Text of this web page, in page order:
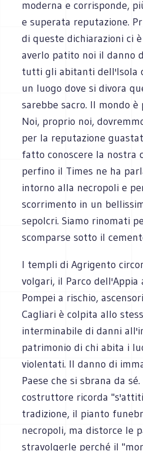
moderna e corrisponde,
e superata reputazione.
di queste dichiarazioni ci
averlo patito noi il danno
tutti gli abitanti dell'Isola
un luogo dove si divora
sarebbe sacro. Il mondo
Noi, proprio noi,
per la reputazione
fatto conoscere la nostra
perfino il Times ne ha
intorno alla necropoli e
scorrimento in un
sepolcri. Siamo rinomati
scomparse sotto il
I templi di Agrigento
volgari, il Parco dell'Appia
Pompei a rischio,
Cagliari è colpita allo
interminabile di danni
patrimonio di chi abita i
violentati. Il danno di
Paese che si sbrana da
costruttore ricorda
tradizione, il pianto
necropoli, ma distorce le
stravolgerle perché il